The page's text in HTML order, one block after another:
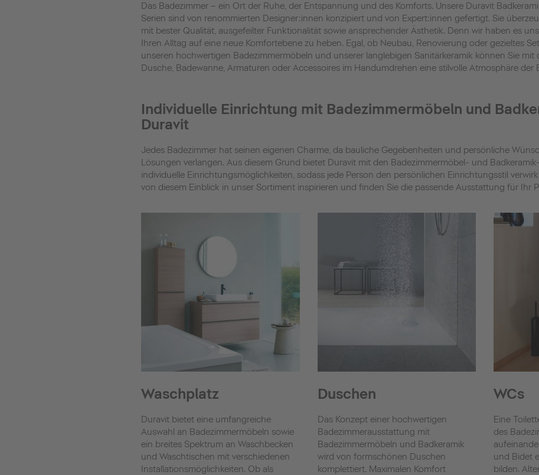
Das Badezimmer – ein Ort der Ruhe, der Entspannung und des Komforts. Unsere Duravit
Serien sind von renommierten Designer:innen konzipiert und von Expert:innen gefertigt. Sie
mit bester Qualität, ausgefeilter Funktionalität sowie ansprechender Ästhetik. Denn wir haben es
Ihren Alltag auf eine neue Komfortebene zu heben. Egal, ob Neubau, Renovierung oder gezieltes
unseren hochwertigen Badezimmermöbeln und unserer langlebigen Sanitärkeramik können Sie mit
Dusche, Badewanne, Armaturen oder Accessoires im Handumdrehen eine stilvolle Atmosphäre der
Individuelle Einrichtung mit Badezimmermöbeln und
Duravit
Jedes Badezimmer hat seinen eigenen Charme, da bauliche Gegebenheiten und persönliche
Lösungen verlangen. Aus diesem Grund bietet Duravit mit den Badezimmermöbel- und
individuelle Einrichtungsmöglichkeiten, sodass jede Person den persönlichen Einrichtungsstil
von diesem Einblick in unser Sortiment inspirieren und finden Sie die passende Ausstattung für Ihr
Waschplatz
Duravit bietet eine umfangreiche
Auswahl an Badezimmermöbeln sowie
ein breites Spektrum an Waschbecken
und Waschtischen mit verschiedenen
Installationsmöglichkeiten. Ob als
Duschen
Das Konzept einer hochwertigen
Badezimmerausstattung mit
Badezimmermöbeln und Badkeramik
wird von formschönen Duschen
komplettiert. Maximalen Komfort
WCs
Eine
des
und Bidet
bilden.